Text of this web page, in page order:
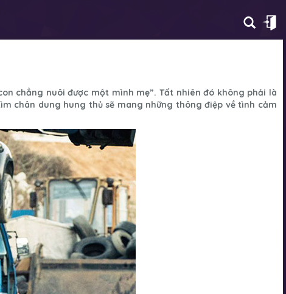
chẳng nuôi được một mình mẹ”. Tất nhiên đó không phải là
chân dung hung thủ sẽ mang những thông điệp về tình cảm